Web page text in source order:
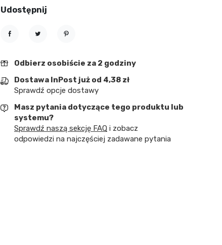
Udostępnij
Odbierz osobiście za 2 godziny
Dostawa InPost już od 4,38 zł
Sprawdź opcje dostawy
Masz pytania dotyczące tego produktu lub
systemu?
Sprawdź naszą sekcję FAQ i zobacz
odpowiedzi na najczęściej zadawane pytania